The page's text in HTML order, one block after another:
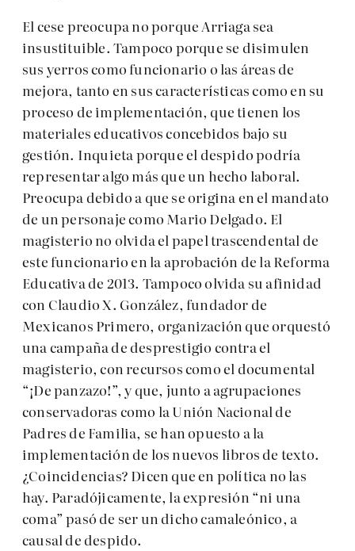
El cese preocupa no porque Arriaga sea
insustituible. Tampoco porque se disimulen
sus yerros como funcionario o las áreas de
mejora, tanto en sus características como en su
proceso de implementación, que tienen los
materiales educativos concebidos bajo su
gestión. Inquieta porque el despido podría
representar algo más que un hecho laboral.
Preocupa debido a que se origina en el mandato
de un personaje como Mario Delgado. El
magisterio no olvida el papel trascendental de
este funcionario en la aprobación de la Reforma
Educativa de 2013. Tampoco olvida su afinidad
con Claudio X. González, fundador de
Mexicanos Primero, organización que orquestó
una campaña de desprestigio contra el
magisterio, con recursos como el documental
“¡De panzazo!”, y que, junto a agrupaciones
conservadoras como la Unión Nacional de
Padres de Familia, se han opuesto a la
implementación de los nuevos libros de texto.
¿Coincidencias? Dicen que en política no las
hay. Paradójicamente, la expresión “ni una
coma” pasó de ser un dicho camaleónico, a
causal de despido.